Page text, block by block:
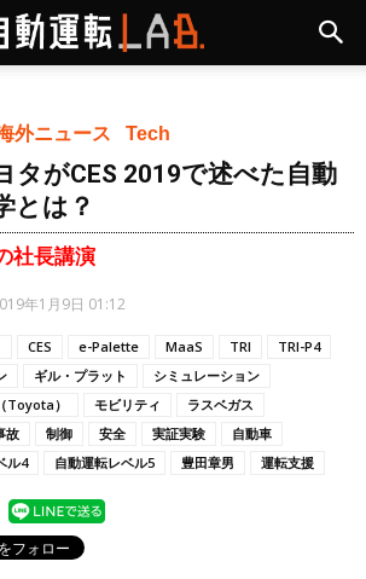
外ニュース Tech
タがCES 2019で述べた自動
とは？
社長講演
年1月9日 01:12
CES e-Palette MaaS TRI
TRI-P4
ギル・プラット
シミュレーション
Toyota） モビリティ
ラスベガス
故 制御 安全 実証実験
自動車
ル4 自動運転レベル5 豊田章男 運転支援